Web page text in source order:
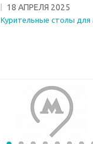
18 АПРЕЛЯ 2025
Курительные столы для